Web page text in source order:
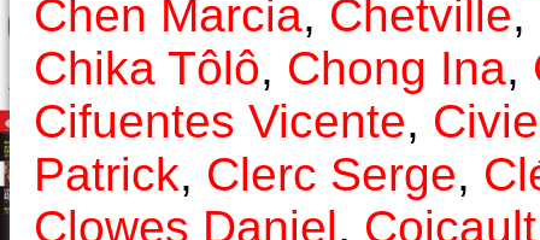
Chen Marcia, Chetville,
Chika Tôlô, Chong Ina,
Cifuentes Vicente,
Patrick, Clerc Serge,
Clowes Daniel,